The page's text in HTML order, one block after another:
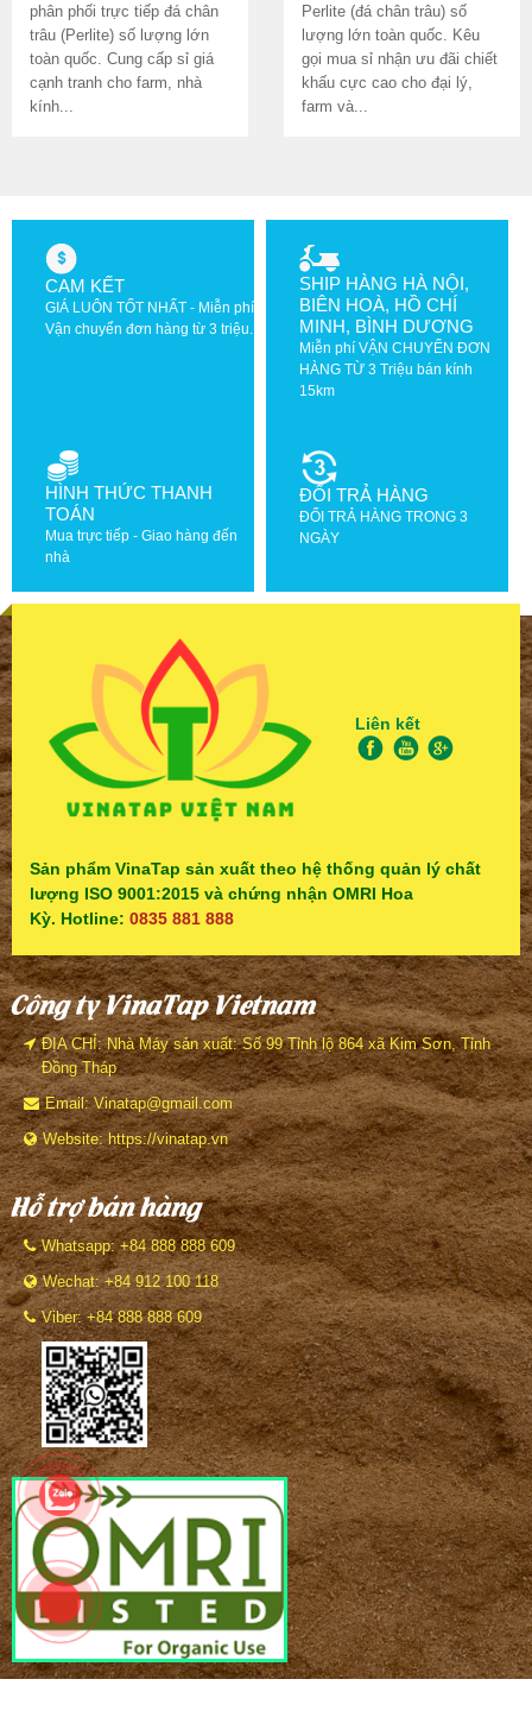
phân phối trực tiếp đá chân
trâu (Perlite) số lượng lớn
toàn quốc. Cung cấp sỉ giá
cạnh tranh cho farm, nhà
kính...
Perlite (đá chân trâu) số
lượng lớn toàn quốc. Kêu
gọi mua sỉ nhận ưu đãi chiết
khấu cực cao cho đại lý,
farm và...
CAM KẾT
GIÁ LUÔN TỐT NHẤT - Miễn phí
Vận chuyển đơn hàng từ 3 triệu.
SHIP HÀNG HÀ NỘI,
BIÊN HOÀ, HỒ CHÍ
MINH, BÌNH DƯƠNG
Miễn phí VẬN CHUYỂN ĐƠN
HÀNG TỪ 3 Triệu bán kính
15km
HÌNH THỨC THANH
TOÁN
Mua trực tiếp - Giao hàng đến
nhà
ĐỔI TRẢ HÀNG
ĐỔI TRẢ HÀNG TRONG 3
NGÀY
Liên kết
Sản phẩm VinaTap sản xuất theo hệ thống quản lý chất
lượng ISO 9001:2015 và chứng nhận OMRI Hoa
Kỳ. Hotline: 0835 881 888
Công ty VinaTap Vietnam
ĐỊA CHỈ: Nhà Máy sản xuất: Số 99 Tỉnh lộ 864 xã Kim Sơn, Tỉnh
Đồng Tháp
Email: Vinatap@gmail.com
Website: https://vinatap.vn
Hỗ trợ bán hàng
Whatsapp: +84 888 888 609
Wechat: +84 912 100 118
Viber: +84 888 888 609